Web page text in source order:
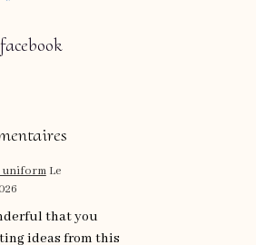
uniform Le
that you
ideas from this